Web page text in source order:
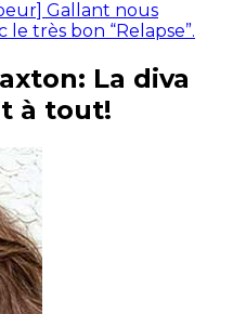
Gallant nous
très bon “Relapse”.
La diva
à tout!